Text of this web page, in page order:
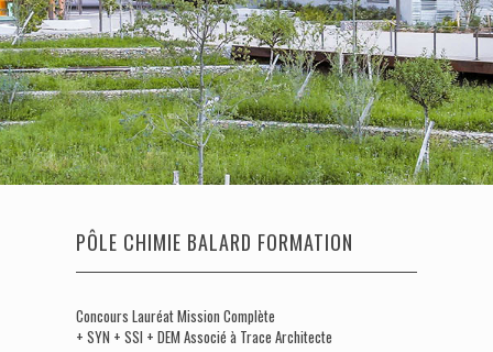
PÔLE CHIMIE BALARD FORMATION
Concours Lauréat Mission Complète
+ SYN + SSI + DEM Associé à Trace Architecte